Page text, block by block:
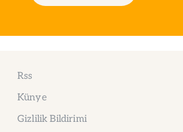
Rss
Künye
Gizlilik Bildirimi